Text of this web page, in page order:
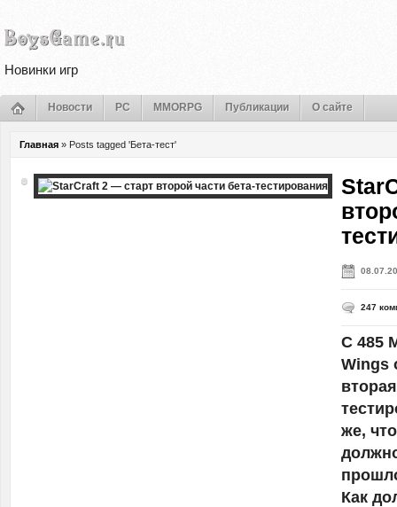
Новинки игр
Новости PC MMORPG Публикации О сайте
Главная » Posts tagged 'Бета-тест'
247
С 485
Wings
же,
Как